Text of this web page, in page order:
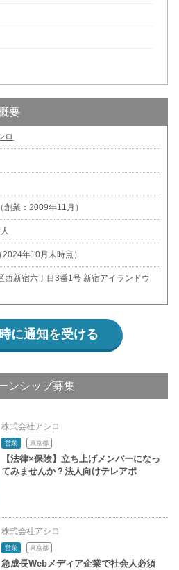
要
ロ
業：2009年11月）
年10月末時点）
西新宿六丁目3番1号 新宿アイランドウ
に通知を受ける
ンシップ募集
株式会社アシロ
営業 東京都
【法律×保険】立ち上げメンバーになっ
てみませんか？法人向けテレアポ
株式会社アシロ
営業 東京都
急成長Webメディア企業で社会人必須